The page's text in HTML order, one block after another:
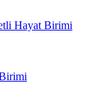
Hayat Birimi